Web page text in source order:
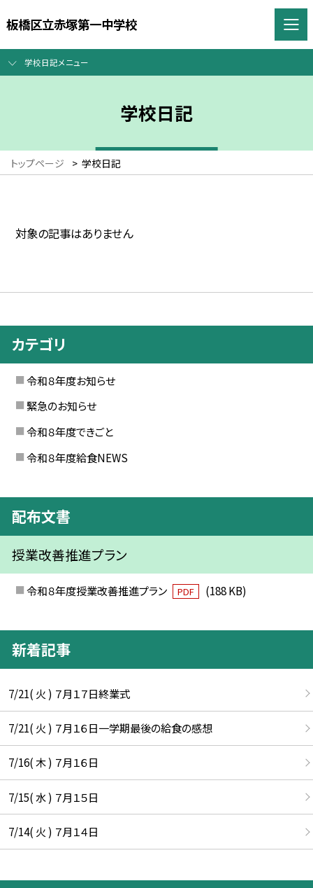
板橋区立赤塚第一中学校
学校日記メニュー
学校日記
トップページ > 学校日記
対象の記事はありません
カテゴリ
令和８年度お知らせ
緊急のお知らせ
令和８年度できごと
令和８年度給食NEWS
配布文書
授業改善推進プラン
令和８年度授業改善推進プラン PDF (188 KB)
新着記事
7/21( 火 ) ７月１７日終業式
7/21( 火 ) ７月１６日一学期最後の給食の感想
7/16( 木 ) ７月１６日
7/15( 水 ) ７月１５日
7/14( 火 ) ７月１４日